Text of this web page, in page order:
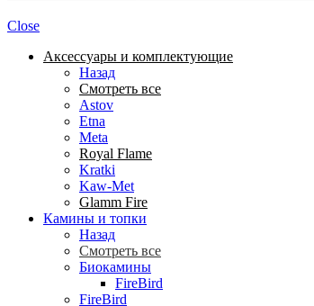
Close
Аксессуары и комплектующие
Назад
Смотреть все
Astov
Etna
Meta
Royal Flame
Kratki
Kaw-Met
Glamm Fire
Камины и топки
Назад
Смотреть все
Биокамины
FireBird
FireBird